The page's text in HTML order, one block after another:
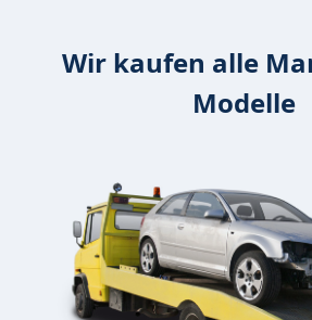
Wir kaufen alle
Modelle